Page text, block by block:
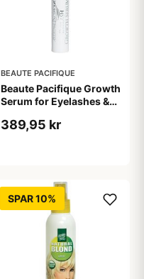
BEAUTE PACIFIQUE
Beaute Pacifique Growth
Serum for Eyelashes &
389,95 kr
SPAR 10%